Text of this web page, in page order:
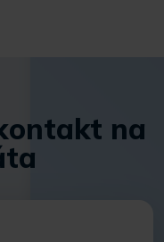
na